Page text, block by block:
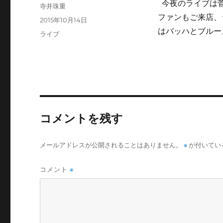
今夜のライブは
ファンもご来店
はバッハとブル
投
寺井珠重
投
稿
2015年10月14日
カ
ライブ
コメントを残す
メールアドレスが公開されることはありません。 ※ が付いて
コメント※